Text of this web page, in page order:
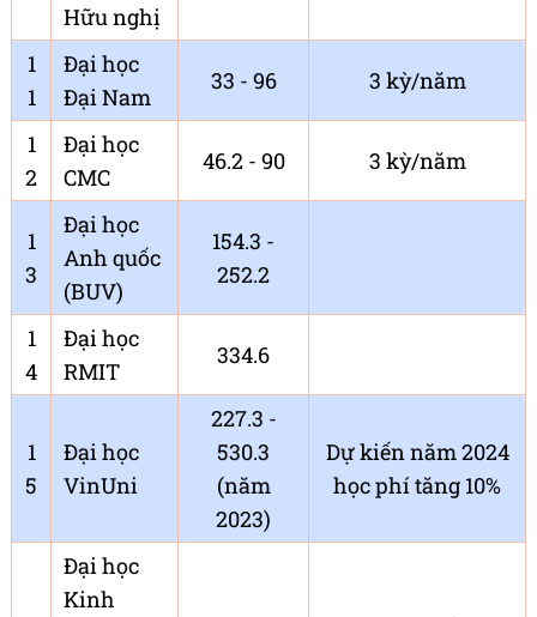
Hữu nghị
1
1
Đại học
Đại Nam
33 - 96 3 kỳ/năm
1
2
Đại học
CMC
46.2 - 90 3 kỳ/năm
1
3
Đại học
Anh quốc
(BUV)
154.3 -
252.2
1
4
Đại học
RMIT
334.6
1
5
Đại học
VinUni
227.3 -
530.3
(năm
2023)
Dự kiến năm 2024
học phí tăng 10%
Đại học
Kinh